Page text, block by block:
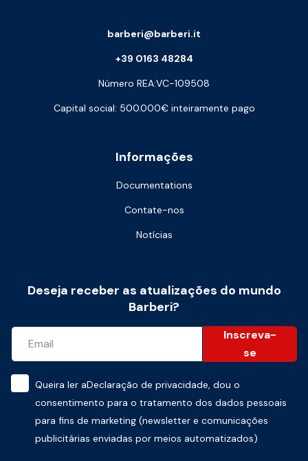
Informações
Documentations
Contate-nos
Notícias
barberi@barberi.it
+39 0163 48284
Número REA:VC-109508
Capital social: 500.000€ inteiramente pago
Deseja receber as atualizações do mundo
Barberi?
Inscreva-
se
Queira ler aDeclaração de privacidade, dou o
consentimento para o tratamento dos dados pessoais
para fins de marketing (newsletter e comunicações
publicitárias enviadas por meios automatizados)